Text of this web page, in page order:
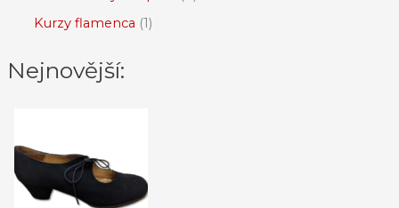
Kurzy flamenca 1
Nejnovější: